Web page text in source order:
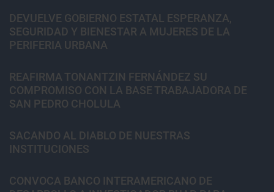
DEVUELVE GOBIERNO ESTATAL ESPERANZA,
SEGURIDAD Y BIENESTAR A MUJERES DE LA
PERIFERIA URBANA
REAFIRMA TONANTZIN FERNÁNDEZ SU
COMPROMISO CON LA BASE TRABAJADORA DE
SAN PEDRO CHOLULA
SACANDO AL DIABLO DE NUESTRAS
INSTITUCIONES
CONVOCA BANCO INTERAMERICANO DE